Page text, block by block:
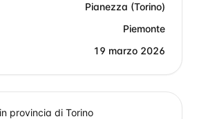
Pianezza (Torino)
Piemonte
19 marzo 2026
provincia di Torino